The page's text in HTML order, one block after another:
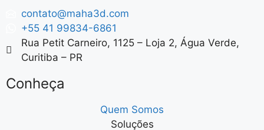
contato@maha3d.com
+55 41 99834-6861
Rua Petit Carneiro, 1125 – Loja 2, Água Verde,
Curitiba – PR​
Conheça
Quem Somos
Soluções